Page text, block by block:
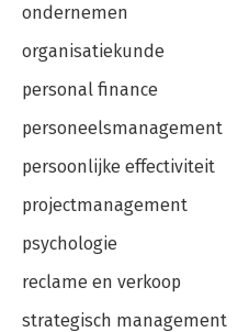
ondernemen
organisatiekunde
personal finance
personeelsmanagement
persoonlijke effectiviteit
projectmanagement
psychologie
reclame en verkoop
strategisch management